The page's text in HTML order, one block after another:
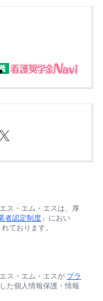
ス・エム・エスは、厚
者認定制度 」におい
ております。
ス・エム・エスが プラ
た個人情報保護・情報